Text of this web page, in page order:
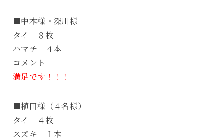
■中本様・深川様
タイ ８枚
ハマチ ４本
コメント
満足です！！！
■植田様（４名様）
タイ ４枚
スズキ １本